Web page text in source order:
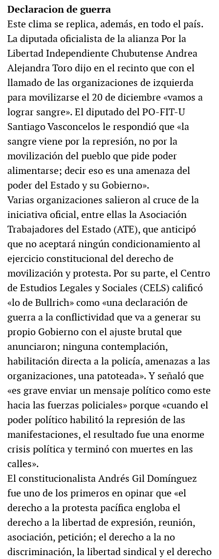
Declaracion de guerra
Este clima se replica, además, en todo el país.
La diputada oficialista de la alianza Por la
Libertad Independiente Chubutense Andrea
Alejandra Toro dijo en el recinto que con el
llamado de las organizaciones de izquierda
para movilizarse el 20 de diciembre «vamos a
lograr sangre». El diputado del PO-FIT-U
Santiago Vasconcelos le respondió que «la
sangre viene por la represión, no por la
movilización del pueblo que pide poder
alimentarse; decir eso es una amenaza del
poder del Estado y su Gobierno».
Varias organizaciones salieron al cruce de la
iniciativa oficial, entre ellas la Asociación
Trabajadores del Estado (ATE), que anticipó
que no aceptará ningún condicionamiento al
ejercicio constitucional del derecho de
movilización y protesta. Por su parte, el Centro
de Estudios Legales y Sociales (CELS) calificó
«lo de Bullrich» como «una declaración de
guerra a la conflictividad que va a generar su
propio Gobierno con el ajuste brutal que
anunciaron; ninguna contemplación,
habilitación directa a la policía, amenazas a las
organizaciones, una patoteada». Y señaló que
«es grave enviar un mensaje político como este
hacia las fuerzas policiales» porque «cuando el
poder político habilitó la represión de las
manifestaciones, el resultado fue una enorme
crisis política y terminó con muertes en las
calles».
El constitucionalista Andrés Gil Domínguez
fue uno de los primeros en opinar que «el
derecho a la protesta pacífica engloba el
derecho a la libertad de expresión, reunión,
asociación, petición; el derecho a la no
discriminación, la libertad sindical y el derecho